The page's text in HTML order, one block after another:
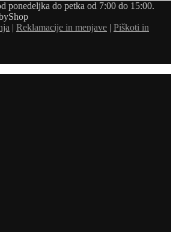
ponedeljka do petka od 7:00 do 15:00.
| Reklamacije in menjave | Piškoti in